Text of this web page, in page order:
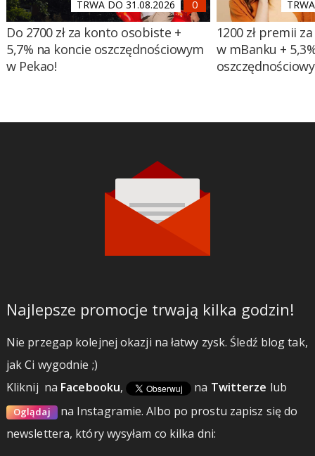
TRWA DO 31.08.2026
Do 2700 zł za konto osobiste +
5,7% na koncie oszczędnościowym
w Pekao!
1200 zł premii
w mBanku +
Najlepsze promocje trwają kilka godzin!
Nie przegap kolejnej okazji na łatwy zysk. Śledź blog tak,
jak Ci wygodnie ;)
Kliknij na Facebooku, na Twitterze lub
Oglądaj na Instagramie.Albo po prostu zapisz się do
newslettera, który wysyłam co kilka dni: